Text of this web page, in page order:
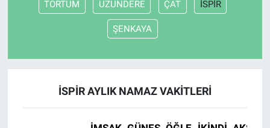
TORTUM UZUNDERE ÇAT İSPİR
ŞENKAYA
İSPİR AYLIK NAMAZ VAKITLERI